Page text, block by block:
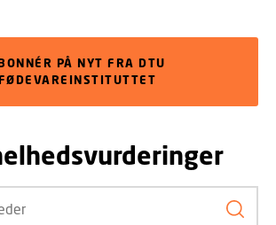
PÅ NYT FRA DTU
Søg